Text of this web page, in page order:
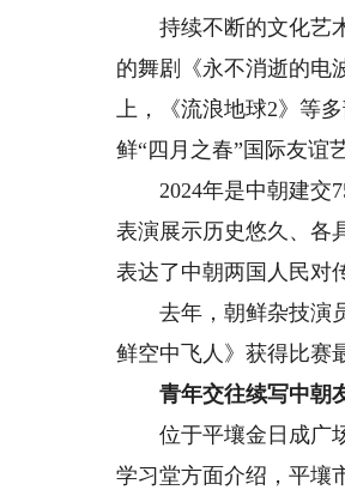
持续不断的文化艺术
的舞剧《永不消逝的电
上，《流浪地球2》等
鲜“四月之春”国际友
2024年是中朝建交75
表演展示历史悠久、各
表达了中朝两国人民对
去年，朝鲜杂技演员
鲜空中飞人》获得比赛
青年交往续写中朝
位于平壤金日成广场
学习堂方面介绍，平壤